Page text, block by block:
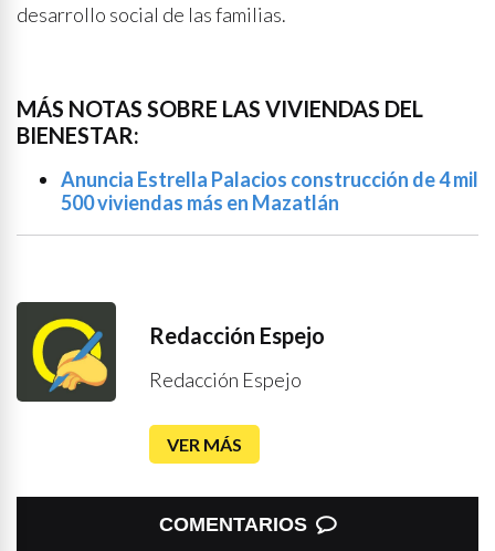
desarrollo social de las familias.
MÁS NOTAS SOBRE LAS VIVIENDAS DEL
BIENESTAR:
Anuncia Estrella Palacios construcción de 4 mil
500 viviendas más en Mazatlán
Redacción Espejo
Redacción Espejo
VER MÁS
COMENTARIOS